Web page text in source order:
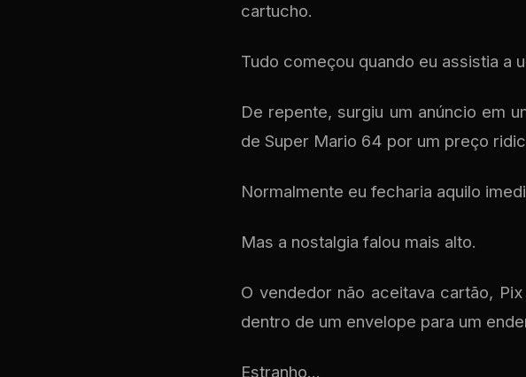
cartucho.
Tudo começou quando eu assistia a
De repente, surgiu um anúncio em
de Super Mario 64 por um preço
Normalmente eu fecharia aquilo
Mas a nostalgia falou mais alto.
O vendedor não aceitava cartão,
dentro de um envelope para um
Estranho...